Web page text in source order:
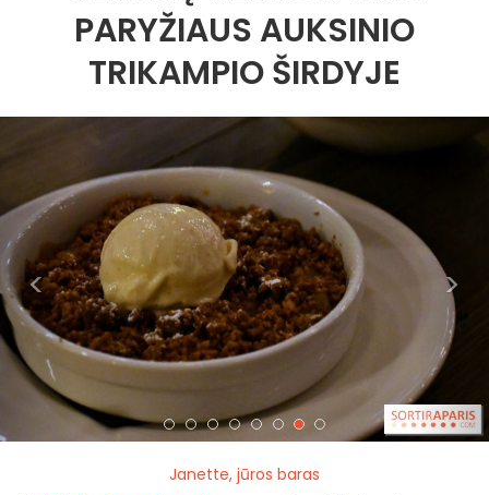
PARYŽIAUS AUKSINIO
TRIKAMPIO ŠIRDYJE
< >
Janette, jūros baras